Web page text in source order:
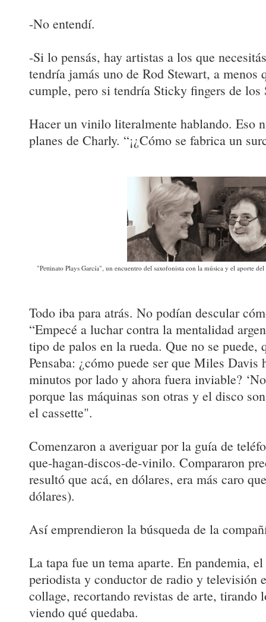
-No entendí.
-Si lo pensás, hay artistas a los que
tendría jamás uno de Rod Stewart, a menos
cumple, pero si tendría Sticky fingers de los
Hacer un vinilo literalmente hablando. Eso
planes de Charly. “¡¿Cómo se fabrica un
"Pettinato Plays García", un encuentro del saxofonista con la música y el aporte
Todo iba para atrás. No podían descular
“Empecé a luchar contra la mentalidad
tipo de palos en la rueda. Que no se puede,
Pensaba: ¿cómo puede ser que Miles Davis
minutos por lado y ahora fuera inviable?
porque las máquinas son otras y el disco
el cassette".
Comenzaron a averiguar por la guía de
que-hagan-discos-de-vinilo. Compararon
resultó que acá, en dólares, era más caro
dólares).
Así emprendieron la búsqueda de la
La tapa fue un tema aparte. En pandemia,
periodista y conductor de radio y televisión
collage, recortando revistas de arte, tirando
viendo qué quedaba.